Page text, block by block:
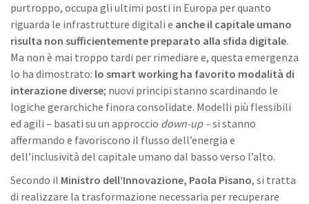
purtroppo, occupa gli ultimi posti in Europa per quanto
riguarda le infrastrutture digitali e anche il capitale umano
risulta non sufficientemente preparato alla sfida digitale.
Ma non è mai troppo tardi per rimediare e, questa emergenza
lo ha dimostrato: lo smart working ha favorito modalità di
interazione diverse; nuovi principi stanno scardinando le
logiche gerarchiche finora consolidate. Modelli più flessibili
ed agili – basati su un approccio down-up –si stanno
affermando e favoriscono il flusso dell’energia e
dell’inclusività del capitale umano dal basso verso l’alto.
Secondo il Ministro dell’Innovazione, Paola Pisano, si tratta
di realizzare la trasformazione necessaria per recuperare